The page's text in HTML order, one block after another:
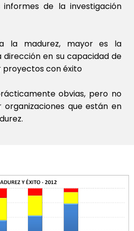
de la investigación
la madurez, mayor es la
en su capacidad de
proyectos con éxito
obvias, pero no
organizaciones que están en